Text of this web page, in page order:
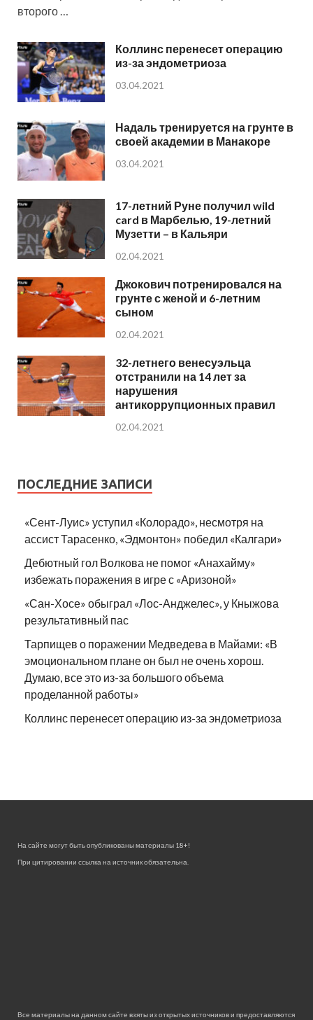
второго …
Коллинс перенесет операцию
из-за эндометриоза
03.04.2021
Надаль тренируется на грунте в
своей академии в Манакоре
03.04.2021
17-летний Руне получил wild
card в Марбелью, 19-летний
Музетти – в Кальяри
02.04.2021
Джокович потренировался на
грунте с женой и 6-летним
сыном
02.04.2021
32-летнего венесуэльца
отстранили на 14 лет за
нарушения
антикоррупционных правил
02.04.2021
ПОСЛЕДНИЕ ЗАПИСИ
«Сент-Луис» уступил «Колорадо», несмотря на
ассист Тарасенко, «Эдмонтон» победил «Калгари»
Дебютный гол Волкова не помог «Анахайму»
избежать поражения в игре с «Аризоной»
«Сан-Хосе» обыграл «Лос-Анджелес», у Кныжова
результативный пас
Тарпищев о поражении Медведева в Майами: «В
эмоциональном плане он был не очень хорош.
Думаю, все это из-за большого объема
проделанной работы»
Коллинс перенесет операцию из-за эндометриоза
На сайте могут быть опубликованы материалы 18+!
При цитировании ссылка на источник обязательна.
Все материалы на данном сайте взяты из открытых источников и предоставляются